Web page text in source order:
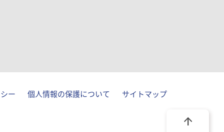
ー 個人情報の保護について サイトマップ
arrow_upward